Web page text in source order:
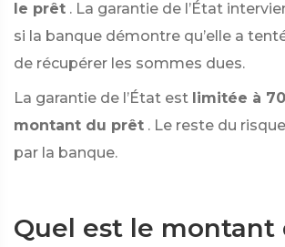
le prêt . La garantie de l’État
si la banque démontre qu’elle a
de récupérer les sommes dues.
La garantie de l’État est limitée à
montant du prêt . Le reste du
par la banque.
Quel est le montant